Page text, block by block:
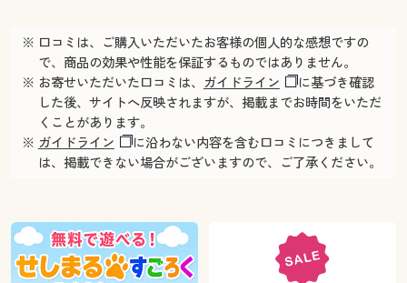
※ 口コミは、ご購入いただいたお客様の個人的な感想ですの
で、商品の効果や性能を保証するものではありません。
※ お寄せいただいた口コミは、 ガイドライン
に基づき確認
した後、サイトへ反映されますが、掲載までお時間をいただ
くことがあります。
※ ガイドライン
に沿わない内容を含む口コミにつきまして
は、掲載できない場合がございますので、ご了承ください。